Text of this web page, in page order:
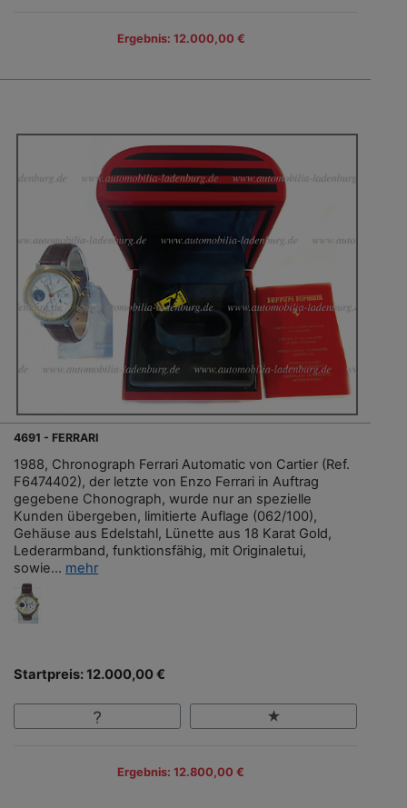
Ergebnis: 12.000,00 €
4691 - FERRARI
1988, Chronograph Ferrari Automatic von Cartier (Ref.
F6474402), der letzte von Enzo Ferrari in Auftrag
gegebene Chonograph, wurde nur an spezielle
Kunden übergeben, limitierte Auflage (062/100),
Gehäuse aus Edelstahl, Lünette aus 18 Karat Gold,
Lederarmband, funktionsfähig, mit Originaletui,
sowie... mehr
Startpreis: 12.000,00 €
Ergebnis: 12.800,00 €